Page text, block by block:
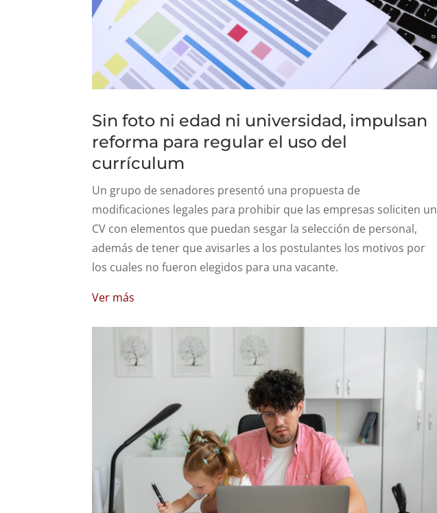
Sin foto ni edad ni universidad, impulsan
reforma para regular el uso del
currículum
Un grupo de senadores presentó una propuesta de
modificaciones legales para prohibir que las empresas soliciten un
CV con elementos que puedan sesgar la selección de personal,
además de tener que avisarles a los postulantes los motivos por
los cuales no fueron elegidos para una vacante.
Ver más